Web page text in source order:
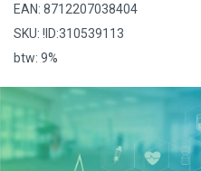
EAN: 8712207038404
SKU: !ID:310539113
btw: 9%